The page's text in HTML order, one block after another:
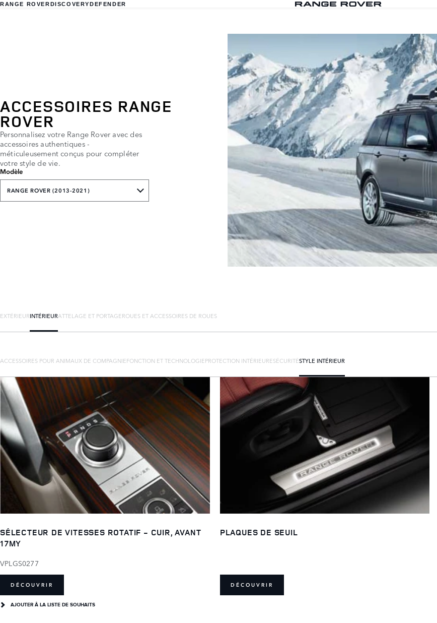
RANGE ROVERDISCOVERYDEFENDER
ACCESSOIRES RANGE
ROVER
Personnalisez votre Range Rover avec des
accessoires authentiques -
méticuleusement conçus pour compléter
votre style de vie.
Modèle
RANGE ROVER (2013-2021)
EXTÉRIEURINTÉRIEURATTELAGE ET PORTAGEROUES ET ACCESSOIRES DE ROUES
ACCESSOIRES POUR ANIMAUX DE COMPAGNIEFONCTION ET TECHNOLOGIEPROTECTION INTÉRIEURESÉCURITÉSTYLE INTÉRIEUR
SÉLECTEUR DE VITESSES ROTATIF - CUIR, AVANT
17MY
VPLGS0277
DÉCOUVRIR
AJOUTER Â LA LISTE DE SOUHAITS
PLAQUES DE SEUIL
DÉCOUVRIR